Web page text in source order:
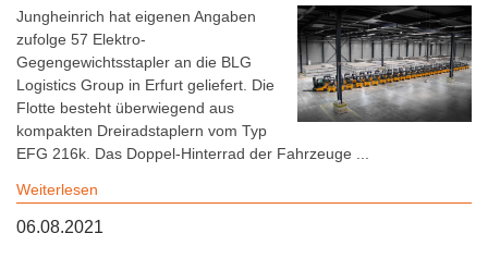
Jungheinrich hat eigenen Angaben
zufolge 57 Elektro-
Gegengewichtsstapler an die BLG
Logistics Group in Erfurt geliefert. Die
Flotte besteht überwiegend aus
kompakten Dreiradstaplern vom Typ
EFG 216k. Das Doppel-Hinterrad der Fahrzeuge ...
Weiterlesen
06.08.2021